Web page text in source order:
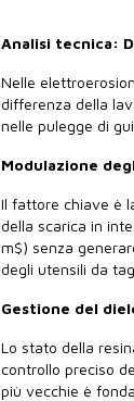
Analisi tecnica:
Nelle
differenza della
nelle pulegge di
Modulazione
Il fattore chiave è
della scarica in
m$) senza
degli utensili da
Gestione del
Lo stato della
controllo preciso
più vecchie è